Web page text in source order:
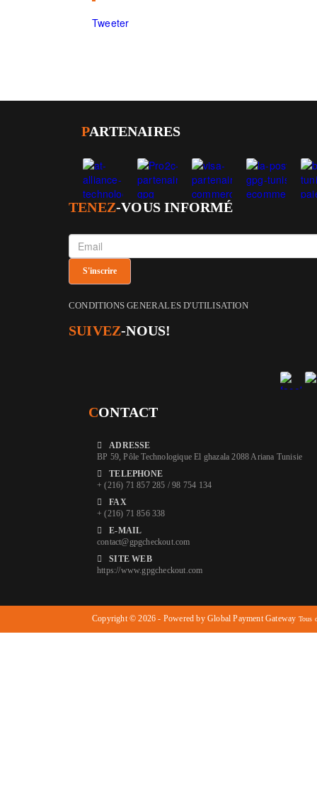
Tweeter
PARTENAIRES
TENEZ-VOUS INFORMÉ
CONDITIONS GENERALES D'UTILISATION
SUIVEZ-NOUS!
CONTACT
ADRESSE
BP 59, Pôle Technologique El ghazala 2088 Ariana Tunisie
TELEPHONE
+ (216) 71 857 285 / 98 754 134
FAX
+ (216) 71 856 338
E-MAIL
contact@gpgcheckout.com
SITE WEB
https://www.gpgcheckout.com
Copyright © 2026 - Powered by Global Payment Gateway Tous